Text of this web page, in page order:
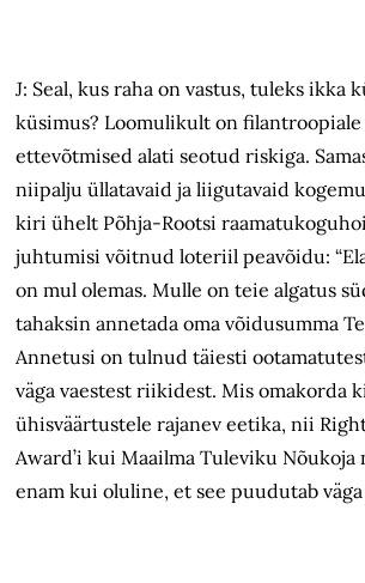
J: Seal, kus raha on vastus, tuleks ikka
küsimus? Loomulikult on
ettevõtmised alati seotud riskiga.
niipalju üllatavaid ja liigutavaid
kiri ühelt Põhja-Rootsi
juhtumisi võitnud loteriil peavõidu:
on mul olemas. Mulle on teie algatus
tahaksin annetada oma võidusumma
Annetusi on tulnud täiesti
väga vaestest riikidest. Mis omakorda
ühisväärtustele rajanev eetika, nii
Award’i kui Maailma Tuleviku
enam kui oluline, et see puudutab